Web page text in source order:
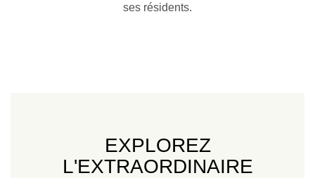
ses résidents.
EXPLOREZ
L'EXTRAORDINAIRE